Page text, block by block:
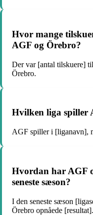
Hvor mange
AGF og Örebro?
Der var [antal tilskuere]
Örebro.
Hvilken liga spiller
AGF spiller i [liganavn],
Hvordan har AGF
seneste sæson?
I den seneste sæson
Örebro opnåede [resultat].